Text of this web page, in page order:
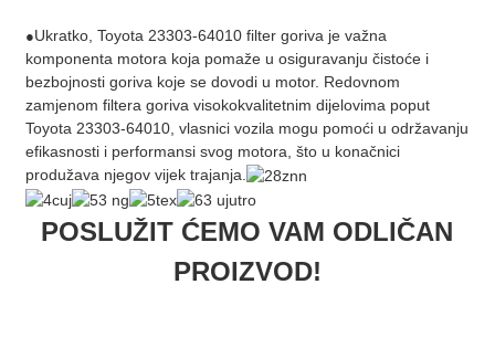
●Ukratko, Toyota 23303-64010 filter goriva je važna
komponenta motora koja pomaže u osiguravanju čistoće i
bezbojnosti goriva koje se dovodi u motor. Redovnom
zamjenom filtera goriva visokokvalitetnim dijelovima poput
Toyota 23303-64010, vlasnici vozila mogu pomoći u održavanju
efikasnosti i performansi svog motora, što u konačnici
produžava njegov vijek trajanja.
POSLUŽIT ĆEMO VAM ODLIČAN
PROIZVOD!